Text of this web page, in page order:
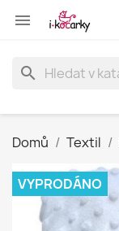

search
Domů Textil
VYPRODÁNO